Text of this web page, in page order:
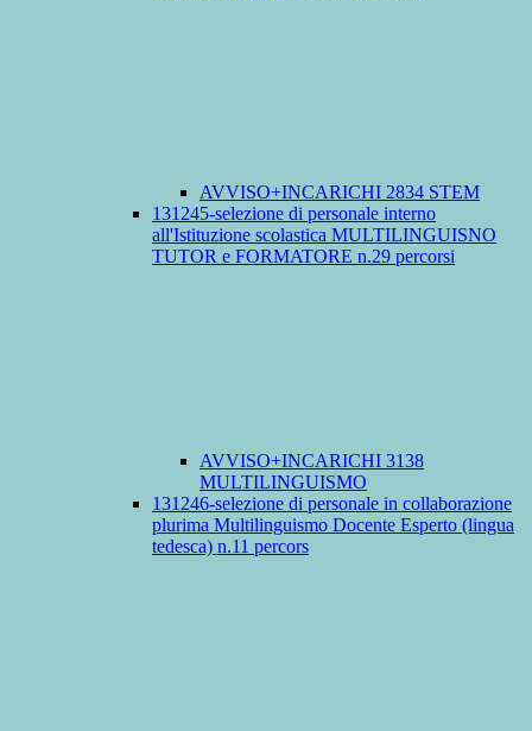
AVVISO+INCARICHI 2834 STEM
131245-selezione di personale interno
all'Istituzione scolastica MULTILINGUISNO
TUTOR e FORMATORE n.29 percorsi
AVVISO+INCARICHI 3138
MULTILINGUISMO
131246-selezione di personale in collaborazione
plurima Multilinguismo Docente Esperto (lingua
tedesca) n.11 percors